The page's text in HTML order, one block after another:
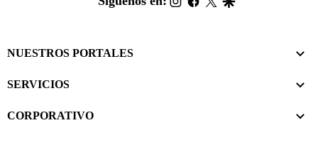
NUESTROS PORTALES
SERVICIOS
CORPORATIVO